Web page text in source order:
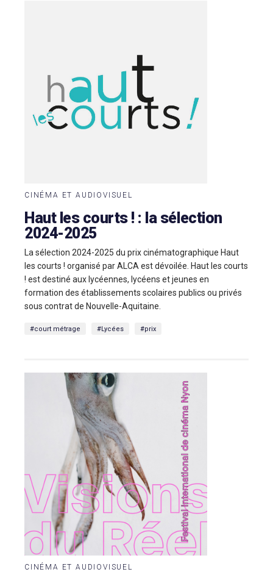
CINÉMA ET AUDIOVISUEL
Haut les courts ! : la sélection
2024-2025
La sélection 2024-2025 du prix cinématographique Haut
les courts ! organisé par ALCA est dévoilée. Haut les courts
! est destiné aux lycéennes, lycéens et jeunes en
formation des établissements scolaires publics ou privés
sous contrat de Nouvelle-Aquitaine.
#court métrage #Lycées #prix
CINÉMA ET AUDIOVISUEL